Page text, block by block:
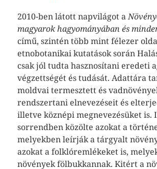
2010-ben látott napvilágot a
magyarok hagyományában és
című, szintén több mint félezer
etnobotanikai kutatások során
csak jól tudta hasznosítani eredeti
végzettségét és tudását. Adattára
moldvai termesztett és
rendszertani elnevezéseit és
illetve köznépi megnevezésüket is.
sorrendben közölte azokat a
melyekben leírják a tárgyalt
azokat a folklóremlékeket is,
növények fölbukkannak. Kitért a